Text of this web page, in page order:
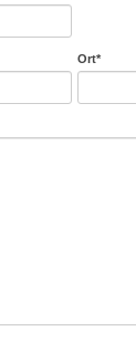
Ort*